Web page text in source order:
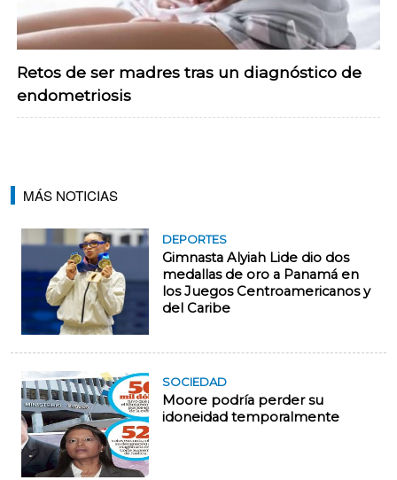
Retos de ser madres tras un diagnóstico de
endometriosis
MÁS NOTICIAS
DEPORTES
Gimnasta Alyiah Lide dio dos
medallas de oro a Panamá en
los Juegos Centroamericanos y
del Caribe
SOCIEDAD
Moore podría perder su
idoneidad temporalmente